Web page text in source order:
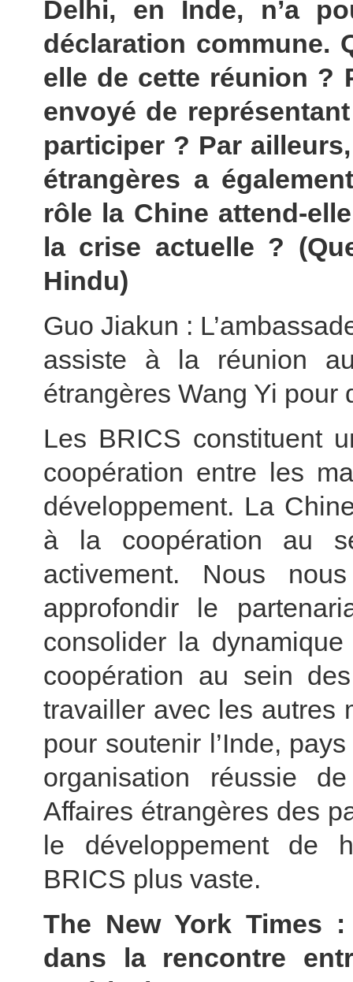
Delhi, en Inde, n’a
déclaration commune.
elle de cette réunion ?
envoyé de
participer ? Par
étrangères a
rôle la Chine attend-
la crise actuelle ?
Hindu)
Guo Jiakun :
assiste à la réunion
étrangères Wang Yi pour
Les BRICS constituent
coopération entre les
développement. La
à la coopération au
activement. Nous
approfondir le
consolider la
coopération au sein
travailler avec les autres
pour soutenir l’Inde,
organisation réussie
Affaires étrangères des
le développement de
BRICS plus vaste.
The New York Times
dans la rencontre